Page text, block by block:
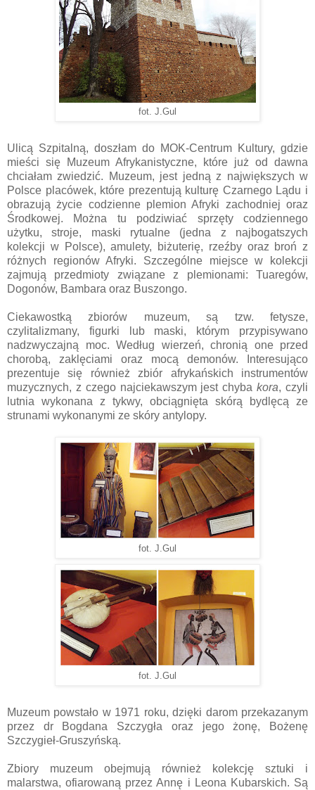
fot. J.Gul
Ulicą Szpitalną, doszłam do MOK-Centrum Kultury, gdzie
mieści się Muzeum Afrykanistyczne, które już od dawna
chciałam zwiedzić. Muzeum, jest jedną z największych w
Polsce placówek, które prezentują kulturę Czarnego Lądu i
obrazują życie codzienne plemion Afryki zachodniej oraz
Środkowej. Można tu podziwiać sprzęty codziennego
użytku, stroje, maski rytualne (jedna z najbogatszych
kolekcji w Polsce), amulety, biżuterię, rzeźby oraz broń z
różnych regionów Afryki. Szczególne miejsce w kolekcji
zajmują przedmioty związane z plemionami: Tuaregów,
Dogonów, Bambara oraz Buszongo.
Ciekawostką zbiorów muzeum, są tzw. fetysze,
czylitalizmany, figurki lub maski, którym przypisywano
nadzwyczajną moc. Według wierzeń, chronią one przed
chorobą, zaklęciami oraz mocą demonów. Interesująco
prezentuje się również zbiór afrykańskich instrumentów
muzycznych, z czego najciekawszym jest chybakora, czyli
lutnia wykonana z tykwy, obciągnięta skórą bydlęcą ze
strunami wykonanymi ze skóry antylopy.
fot. J.Gul
fot. J.Gul
Muzeum powstało w 1971 roku, dzięki darom przekazanym
przez dr Bogdana Szczygła oraz jego żonę, Bożenę
Szczygieł-Gruszyńską.
Zbiory muzeum obejmują również kolekcję sztuki i
malarstwa, ofiarowaną przez Annę i Leona Kubarskich. Są